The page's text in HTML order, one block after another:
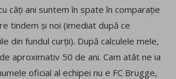
câți ani suntem în spate în comparație
tindem și noi (imediat după ce
din fundul curții). După calculele mele,
aproximativ 50 de ani. Cam atât ne ia
oficial al echipei nu e FC Brugge,